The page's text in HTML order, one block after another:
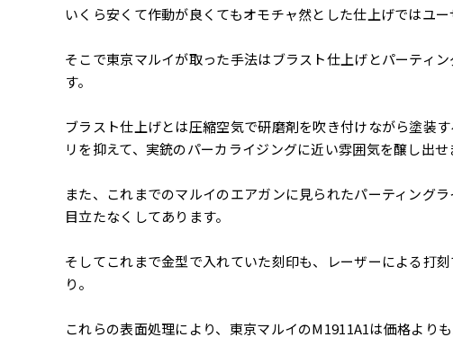
いくら安くて作動が良くてもオモチャ然とした仕上げではユ
そこで東京マルイが取った手法はブラスト仕上げとパーティ
す。
ブラスト仕上げとは圧縮空気で研磨剤を吹き付けながら塗装
リを抑えて、実銃のパーカライジングに近い雰囲気を醸し出せ
また、これまでのマルイのエアガンに見られたパーティング
目立たなくしてあります。
そしてこれまで金型で入れていた刻印も、レーザーによる打
り。
これらの表面処理により、東京マルイのM1911A1は価格より